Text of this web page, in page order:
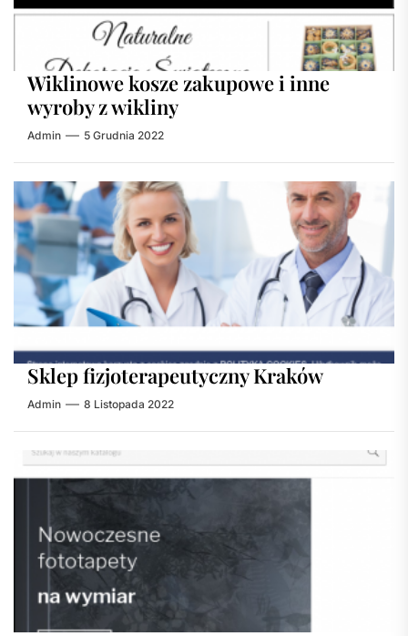
Wiklinowe kosze zakupowe i inne
wyroby z wikliny
Admin 5 Grudnia 2022
Sklep fizjoterapeutyczny Kraków
Admin 8 Listopada 2022